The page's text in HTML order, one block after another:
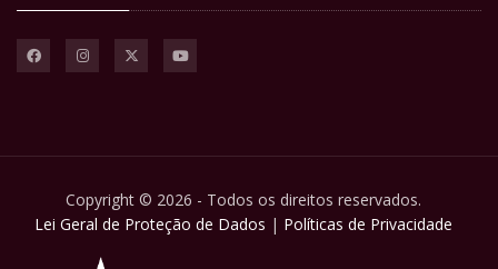
Copyright © 2026 - Todos os direitos reservados.
Lei Geral de Proteção de Dados | Políticas de Privacidade